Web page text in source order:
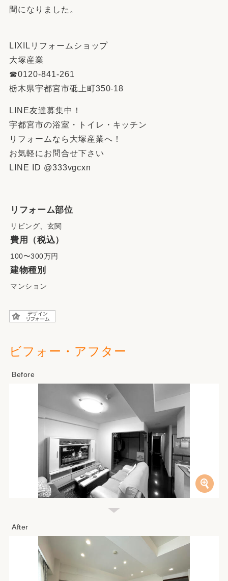
間になりました。
LIXILリフォームショップ
大塚産業
☎︎0120-841-261
栃木県宇都宮市砥上町350-18
LINE友達募集中！
宇都宮市の浴室・トイレ・キッチン
リフォームなら大塚産業へ！
お気軽にお問合せ下さい
LINE ID @333vgcxn
リフォーム部位
リビング、玄関
費用（税込）
100〜300万円
建物種別
マンション
ビフォー・アフター